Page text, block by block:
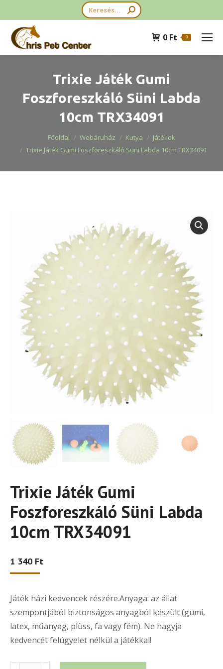
Search:
0 Ft 0
Trixie Játék Gumi
Foszforeszkáló Süni Labda
10cm TRX34091
You are here:Főoldal Webáruház Kutya
Játékok
Trixie Játék Gumi Foszforeszkáló Süni Labda 10cm TRX34091
Trixie Játék Gumi
Foszforeszkáló Süni Labda
10cm TRX34091
1 340 Ft
Játék házi kedvencek részére.Anyaga: az állat
szempontjából biztonságos anyagból készült (gumi,
latex, műanyag, plüss, fa vagy fém). Ne hagyja
kedvencét felügyelet nélkül a játékkal!